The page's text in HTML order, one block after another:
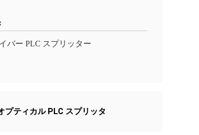
バー PLC スプリッター
プティカル PLC スプリッタ